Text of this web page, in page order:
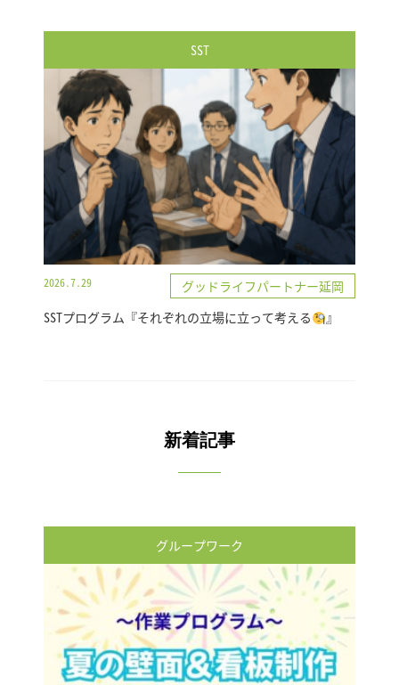
SST
2026.7.29
グッドライフパートナー延岡
SSTプログラム『それぞれの立場に立って考える
』
新着記事
グループワーク